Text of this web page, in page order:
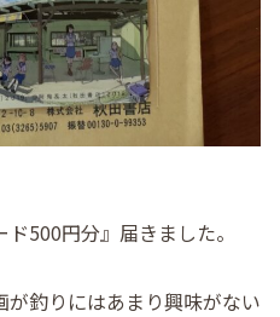
500円分』届きました。
が釣りにはあまり興味がない